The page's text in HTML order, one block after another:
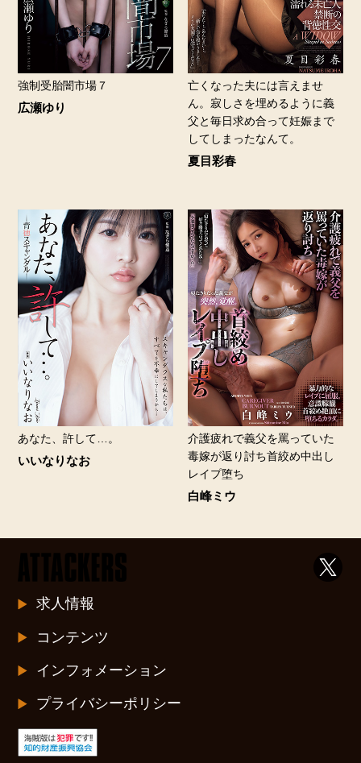
強制受胎闇市場７
広瀬ゆり
亡くなった夫には言えませ
ん。寂しさを埋めるように義
父と毎日求め合って妊娠まで
してしまったなんて。
夏目彩春
あなた、許して…。
いいなりなお
介護疲れで義父を罵っていた
毒嫁が返り討ち首絞め中出し
レイプ堕ち
白峰ミウ
求人情報
コンテンツ
インフォメーション
プライバシーポリシー